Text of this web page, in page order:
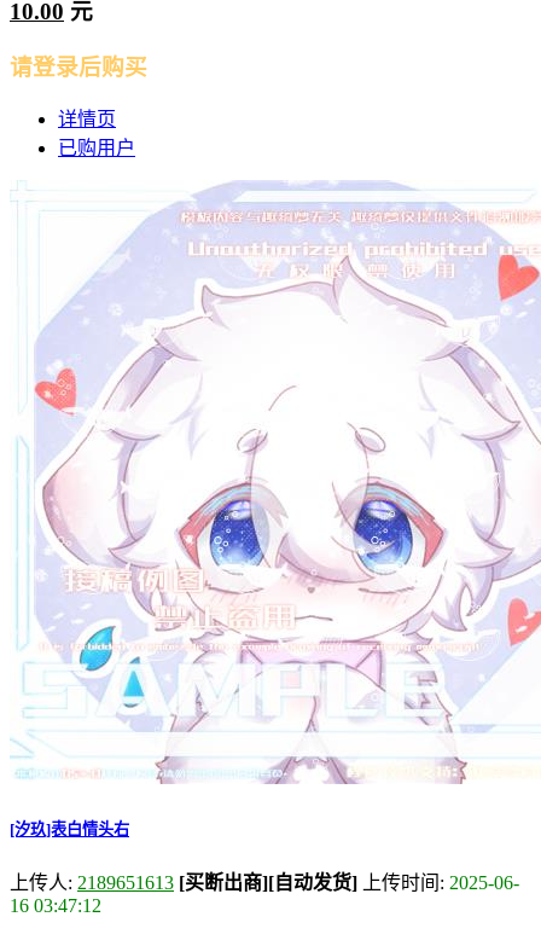
10.00 元
请登录后购买
详情页
已购用户
[汐玖]表白情头右
上传人: 2189651613 [买断出商][自动发货] 上传时间: 2025-06-
16 03:47:12